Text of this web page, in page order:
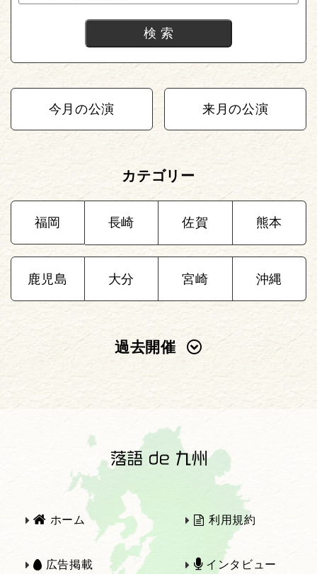
今月の公演 来月の公演
カテゴリー
福岡 長崎 佐賀 熊本
鹿児島 大分 宮崎 沖縄
過去開催
2022年
2021年 2020年
2019年 2018年
ホーム 利用規約
広告掲載 インタビュー